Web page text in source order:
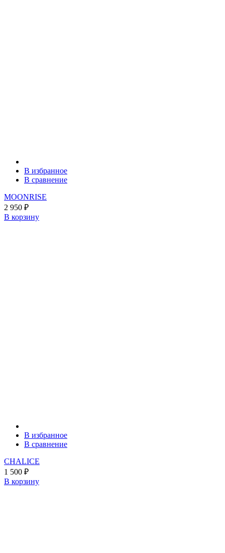
В избранное
В сравнение
MOONRISE
2 950 ₽
В корзину
В избранное
В сравнение
CHALICE
1 500 ₽
В корзину